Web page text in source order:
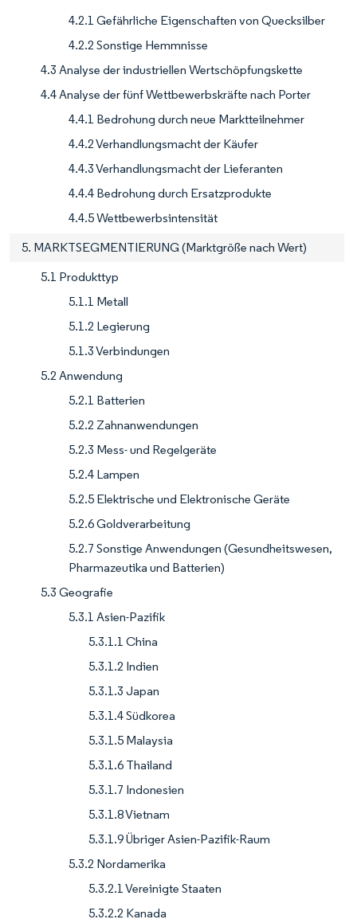
4.2.1 Gefährliche Eigenschaften von Quecksilber
4.2.2 Sonstige Hemmnisse
4.3 Analyse der industriellen Wertschöpfungskette
4.4 Analyse der fünf Wettbewerbskräfte nach Porter
4.4.1 Bedrohung durch neue Marktteilnehmer
4.4.2 Verhandlungsmacht der Käufer
4.4.3 Verhandlungsmacht der Lieferanten
4.4.4 Bedrohung durch Ersatzprodukte
4.4.5 Wettbewerbsintensität
5. MARKTSEGMENTIERUNG (Marktgröße nach Wert)
5.1 Produkttyp
5.1.1 Metall
5.1.2 Legierung
5.1.3 Verbindungen
5.2 Anwendung
5.2.1 Batterien
5.2.2 Zahnanwendungen
5.2.3 Mess- und Regelgeräte
5.2.4 Lampen
5.2.5 Elektrische und Elektronische Geräte
5.2.6 Goldverarbeitung
5.2.7 Sonstige Anwendungen (Gesundheitswesen,
Pharmazeutika und Batterien)
5.3 Geografie
5.3.1 Asien-Pazifik
5.3.1.1 China
5.3.1.2 Indien
5.3.1.3 Japan
5.3.1.4 Südkorea
5.3.1.5 Malaysia
5.3.1.6 Thailand
5.3.1.7 Indonesien
5.3.1.8 Vietnam
5.3.1.9 Übriger Asien-Pazifik-Raum
5.3.2 Nordamerika
5.3.2.1 Vereinigte Staaten
5.3.2.2 Kanada